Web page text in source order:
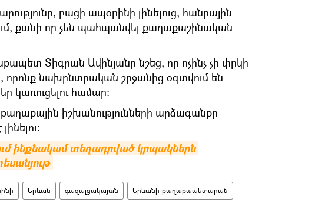
բացի ապօրինի լինելուց, հանրային
քանի որ չեն պահպանվել քաղաքաշինական
Տիգրան Ավինյանը նշեց, որ ոչինչ չի փրկի
որոնք նախընտրական շրջանից օգտվում են
կառուցելու համար։
իշխանությունների արձագանքը
ինքնակամ տեղադրված կրպակներն
Երևան գազալցակայան Երևանի քաղաքապետարան